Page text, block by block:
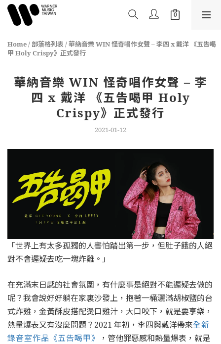
Home/ 部落格列表 /華納音樂 WIN 怪奇唱作女聲 – 李四 x 戴洋 《五告喝
甲 Holy Crispy》正式發行
華納音樂 WIN 怪奇唱作女聲 – 李
四 x 戴洋 《五告喝甲 Holy
Crispy》正式發行
2021-01-12
「世界上有太多孤獨的人害怕踏出第一步，但肚子餓的人絕
對不會遲疑去吃一塊炸雞。」
在充滿末日感的社會氛圍，有什麼事是絕對不能遲疑去做的
呢？我會說好好躺在家裏沙發上，抱著一桶灑滿胡椒鹽的台
式炸雞，金黃酥皮搭配燙口雞汁，大口咬下，就是要享樂，
熱量爆表又有沒麼問題？2021 年初，李四與戴洋帶來全新
錄音室作品《五告喝甲》
，管他罪惡感和熱量爆表，就是